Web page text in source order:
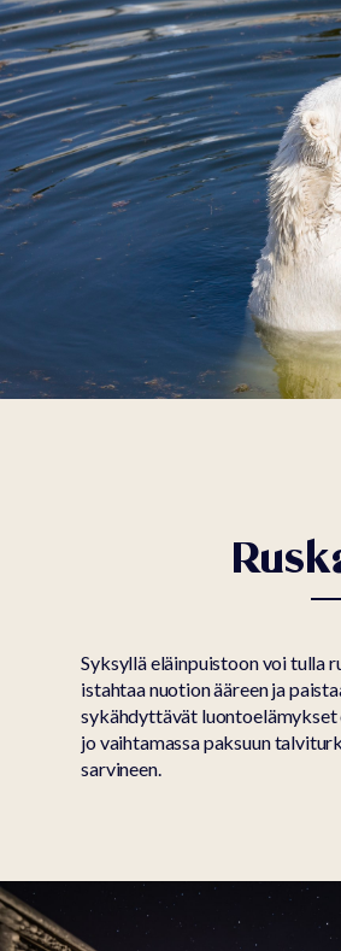
Syksyllä eläinpuistoon voi tulla
istahtaa nuotion ääreen ja
sykähdyttävät
jo vaihtamassa paksuun
sarvineen.